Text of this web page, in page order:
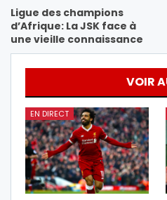
Ligue des champions
d’Afrique: La JSK face à
une vieille connaissance
VOIR
EN DIRECT